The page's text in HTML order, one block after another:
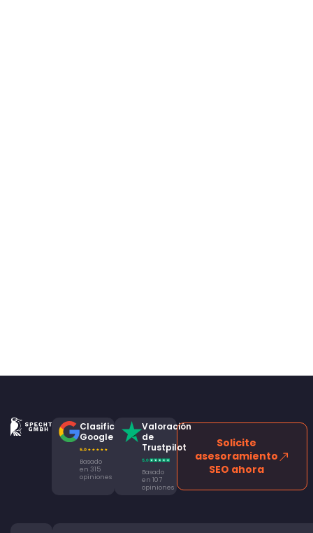
Clasificación
Google
Basado
en 315
opiniones
Valoración
de
Trustpilot
Basado
en 107
opiniones
Solicite
asesoramiento
SEO ahora